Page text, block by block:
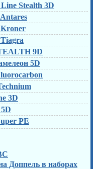
Stealth 3D
9D
5D
3D
PE
Доппель в наборах